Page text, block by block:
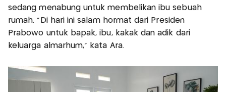
sedang menabung untuk membelikan ibu sebuah
rumah. "Di hari ini salam hormat dari Presiden
Prabowo untuk bapak, ibu, kakak dan adik dari
keluarga almarhum," kata Ara.